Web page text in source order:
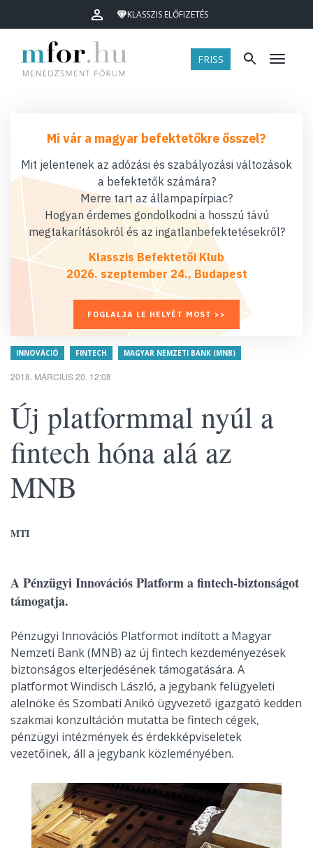
KLASSZIS ELŐFIZETÉS
FRISS Menü
Mi vár a magyar befektetőkre ősszel?
Mit jelentenek az adózási és szabályozási változások
a befektetők számára?
Merre tart az állampapírpiac?
Hogyan érdemes gondolkodni a hosszú távú
megtakarításokról és az ingatlanbefektetésekről?
Klasszis Befektetői Klub
2026. szeptember 24., Budapest
FOGLALJA LE HELYÉT MOST >>
INNOVÁCIÓ FINTECH MAGYAR NEMZETI BANK (MNB)
2018. MÁRCIUS 20. 12:08
Új platformmal nyúl a
fintech hóna alá az
MNB
MTI
A Pénzügyi Innovációs Platform a fintech-biztonságot
támogatja.
Pénzügyi Innovációs Platformot indított a Magyar
Nemzeti Bank (MNB) az új fintech kezdeményezések
biztonságos elterjedésének támogatására. A
platformot Windisch László, a jegybank felügyeleti
alelnöke és Szombati Anikó ügyvezető igazgató kedden
szakmai konzultáción mutatta be fintech cégek,
pénzügyi intézmények és érdekképviseletek
vezetőinek, áll a jegybank közleményében.